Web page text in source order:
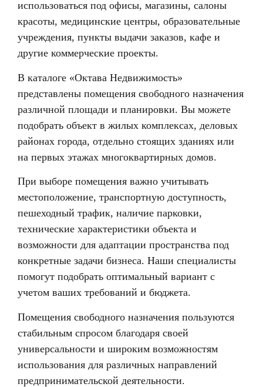
использоваться под офисы, магазины, салоны
красоты, медицинские центры, образовательные
учреждения, пункты выдачи заказов, кафе и
другие коммерческие проекты.
В каталоге «Октава Недвижимость»
представлены помещения свободного назначения
различной площади и планировки. Вы можете
подобрать объект в жилых комплексах, деловых
районах города, отдельно стоящих зданиях или
на первых этажах многоквартирных домов.
При выборе помещения важно учитывать
местоположение, транспортную доступность,
пешеходный трафик, наличие парковки,
технические характеристики объекта и
возможности для адаптации пространства под
конкретные задачи бизнеса. Наши специалисты
помогут подобрать оптимальный вариант с
учетом ваших требований и бюджета.
Помещения свободного назначения пользуются
стабильным спросом благодаря своей
универсальности и широким возможностям
использования для различных направлений
предпринимательской деятельности.